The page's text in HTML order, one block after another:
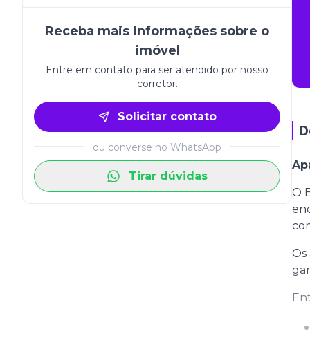
Receba mais informações sobre o
imóvel
Entre em contato para ser atendido por nosso
corretor.
Solicitar contato
ou converse no WhatsApp
Tirar dúvidas
O